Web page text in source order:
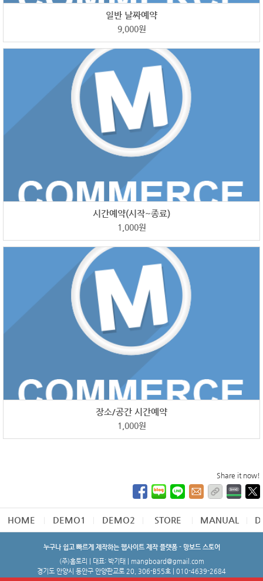
일반 날짜예약
9,000원
시간예약(시작~종료)
1,000원
장소/공간 시간예약
1,000원
Share it now!
HOME DEMO1 DEMO2 STORE MANUAL
누구나 쉽고 빠르게 제작하는 웹사이트 제작 플랫폼 - 망보드 스토어
(주)홈토리 | 대표: 박기태 | mangboard@gmail.com
경기도 안양시 동안구 안양판교로 20, 306-B55호 | 010-4639-2684